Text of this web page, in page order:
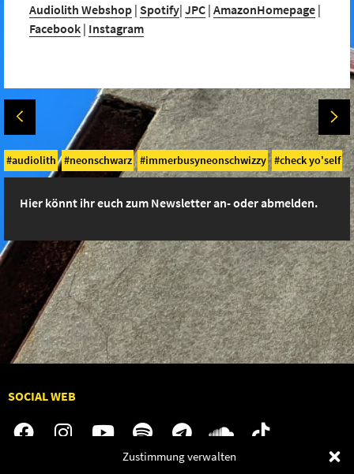
Zustimmung verwalten
Audiolith Webshop | Spotify| JPC | AmazonHomepage |
Facebook | Instagram
audiolith neonschwarz immerbusyneonschwizzy check yo'self
Hier könnt ihr euch zum Newsletter an- oder abmelden.
SOCIAL WEB